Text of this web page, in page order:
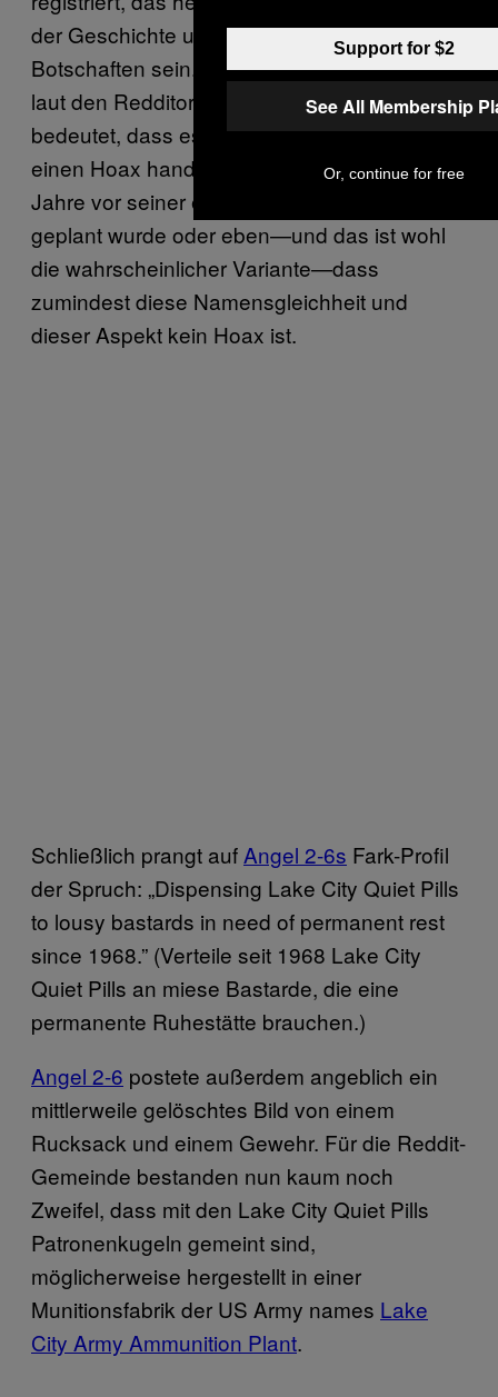
der Geschichte um die versteckten
Botschaften sein. Seine Registrierung stammt
laut den Redditorn aus dem Jahr 2001, was
bedeutet, dass es sich hier entweder um
einen Hoax handeln würde, der bereits acht
Jahre vor seiner eigentlich Durchführung
geplant wurde oder eben—und das ist wohl
die wahrscheinlicher Variante—dass
zumindest diese Namensgleichheit und
dieser Aspekt kein Hoax ist.
Schließlich prangt auf Angel 2-6s Fark-Profil
der Spruch: „Dispensing Lake City Quiet Pills
to lousy bastards in need of permanent rest
since 1968.” (Verteile seit 1968 Lake City
Quiet Pills an miese Bastarde, die eine
permanente Ruhestätte brauchen.)
Angel 2-6 postete außerdem angeblich ein
mittlerweile gelöschtes Bild von einem
Rucksack und einem Gewehr. Für die Reddit-
Gemeinde bestanden nun kaum noch
Zweifel, dass mit den Lake City Quiet Pills
Patronenkugeln gemeint sind,
möglicherweise hergestellt in einer
Munitionsfabrik der US Army names Lake
City Army Ammunition Plant.
Support for $2
See All Membership
Or, continue for free